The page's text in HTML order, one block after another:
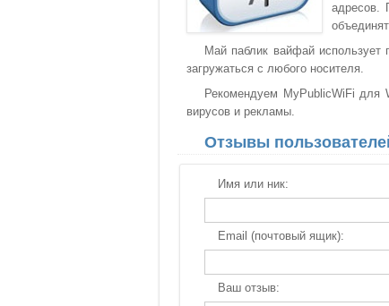
адресов.
Май паблик вайфай использует
загружаться с любого носителя.
Рекомендуем MyPublicWiFi для
вирусов и рекламы.
Отзывы
Имя или ник:
Email (почтовый ящик):
Ваш отзыв: